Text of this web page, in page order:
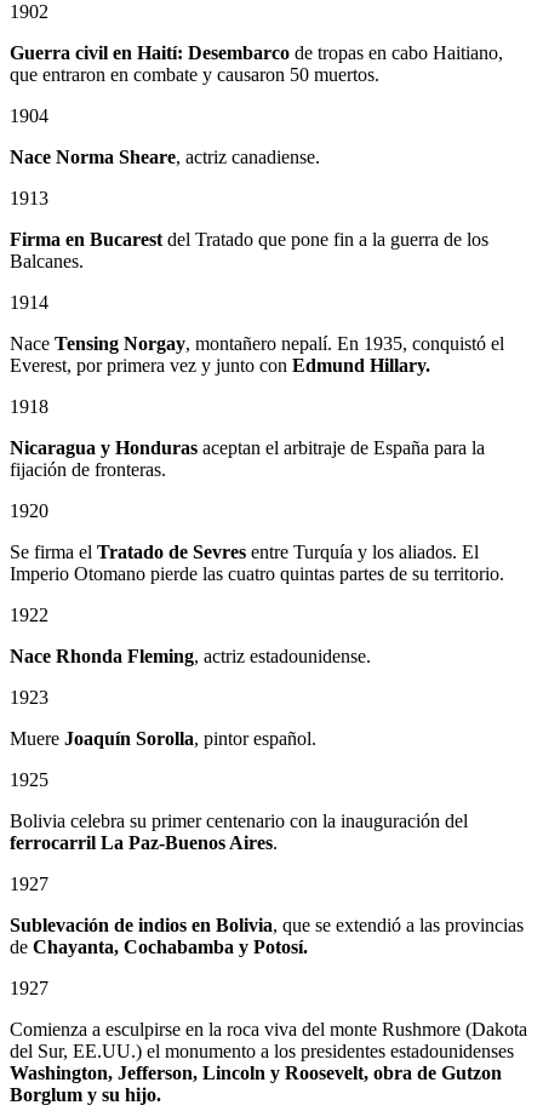
1902
Guerra civil en Haití: Desembarco de tropas en cabo Haitiano,
que entraron en combate y causaron 50 muertos.
1904
Nace Norma Sheare, actriz canadiense.
1913
Firma en Bucarest del Tratado que pone fin a la guerra de los
Balcanes.
1914
Nace Tensing Norgay, montañero nepalí. En 1935, conquistó el
Everest, por primera vez y junto con Edmund Hillary.
1918
Nicaragua y Honduras aceptan el arbitraje de España para la
fijación de fronteras.
1920
Se firma el Tratado de Sevres entre Turquía y los aliados. El
Imperio Otomano pierde las cuatro quintas partes de su territorio.
1922
Nace Rhonda Fleming, actriz estadounidense.
1923
Muere Joaquín Sorolla, pintor español.
1925
Bolivia celebra su primer centenario con la inauguración del
ferrocarril La Paz-Buenos Aires.
1927
Sublevación de indios en Bolivia, que se extendió a las provincias
de Chayanta, Cochabamba y Potosí.
1927
Comienza a esculpirse en la roca viva del monte Rushmore (Dakota
del Sur, EE.UU.) el monumento a los presidentes estadounidenses
Washington, Jefferson, Lincoln y Roosevelt, obra de Gutzon
Borglum y su hijo.